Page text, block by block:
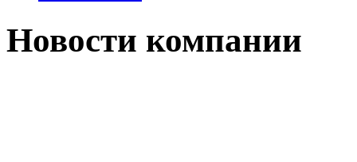
Новости компании